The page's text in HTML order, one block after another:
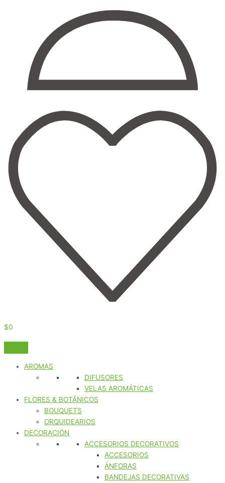
$0
AROMAS
DIFUSORES
VELAS AROMÁTICAS
FLORES & BOTÁNICOS
BOUQUETS
ORQUIDEARIOS
DECORACIÓN
ACCESORIOS DECORATIVOS
ACCESORIOS
ÁNFORAS
BANDEJAS DECORATIVAS